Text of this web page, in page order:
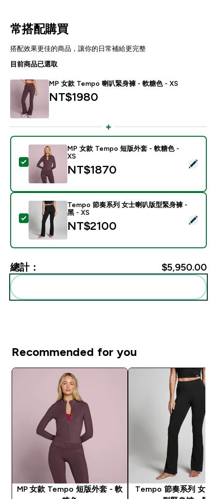
常搭配購買
搭配效果更佳的商品，讓你的日常補給更完整
目前商品已選取
MP 女款 Tempo 喇叭緊身褲 - 軟糖色 - XS
NT$1980‎
選取此商品 - MP 女款 Tempo 短版外套 - 軟糖色 - XS
MP 女款 Tempo 短版外套 - 軟糖色 -
XS
NT$1870‎
選取此商品 - Tempo 節奏系列 女士喇叭版型緊身褲 -
Tempo 節奏系列 女士喇叭版型緊身褲 -
黑 - XS
NT$2100‎
總計： $5,950.00‎
Recommended for you
MP 女款 Tempo 短版外套 - 軟
Tempo 節奏系列 女士